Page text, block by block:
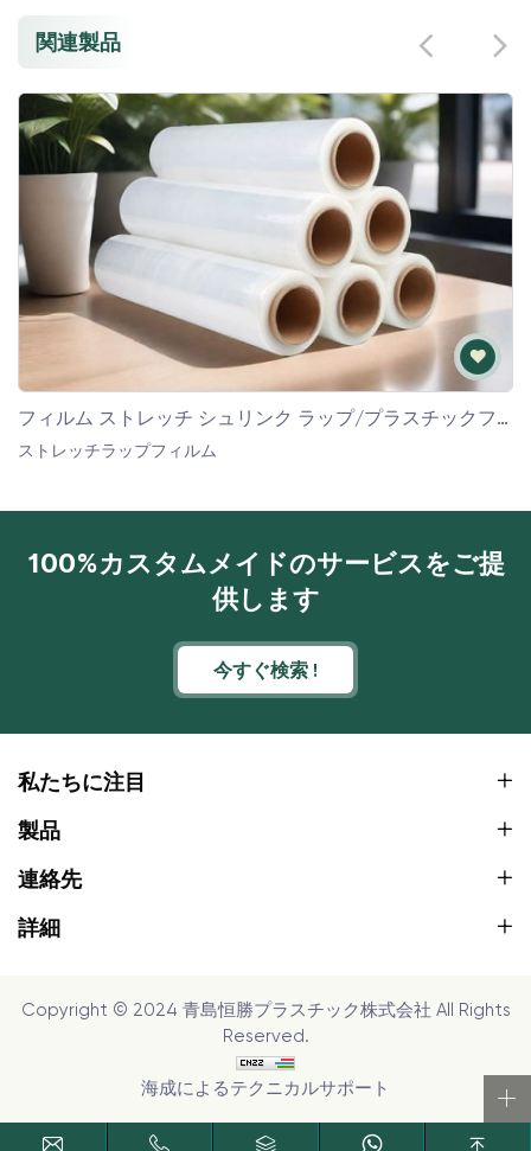
関連製品
フィルム ストレッチ シュリンク ラップ/プラスチックフィルム ストレッチラップフィルム
100%カスタムメイドのサービスをご提
供します
今すぐ検索 !
私たちに注目
製品
連絡先
詳細
Copyright © 2024 青島恒勝プラスチック株式会社 All Rights
Reserved.
海成によるテクニカルサポート